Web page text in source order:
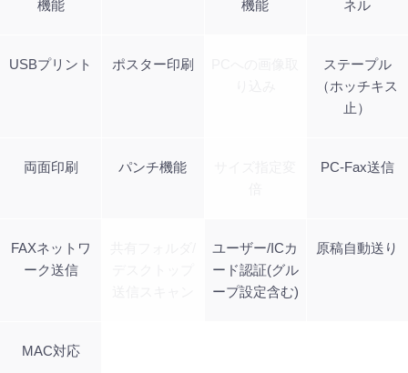
機能 機能 ネル
USBプリント ポスター印刷
ステープル
（ホッチキス
止）
両面印刷 パンチ機能 PC-Fax送信
FAXネットワ
ーク送信
ユーザー/ICカ
ード認証(グル
ープ設定含む)
原稿自動送り
MAC対応